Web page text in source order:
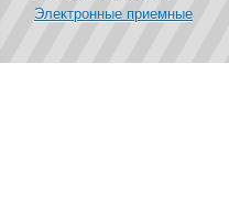
Электронные приемные